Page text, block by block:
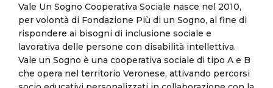
Vale Un Sogno Cooperativa Sociale nasce nel 2010,
per volontà di Fondazione Più di un Sogno, al fine di
rispondere ai bisogni di inclusione sociale e
lavorativa delle persone con disabilità intellettiva.
Vale un Sogno è una cooperativa sociale di tipo A e B
che opera nel territorio Veronese, attivando percorsi